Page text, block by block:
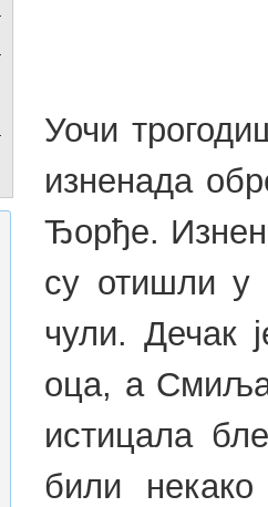
Уочи
изненада
Ђорђе.
су отишли у
чули. Дечак
оца, а
истицала
били